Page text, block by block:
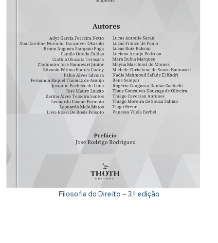
Filosofia do Direito – 3.ª edição